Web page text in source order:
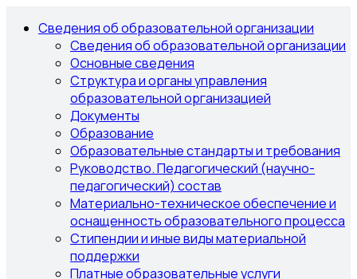
Сведения об образовательной организации
Сведения об образовательной организации
Основные сведения
Структура и органы управления
образовательной организацией
Документы
Образование
Образовательные стандарты и требования
Руководство. Педагогический (научно-
педагогический) состав
Материально-техническое обеспечение и
оснащенность образовательного процесса
Стипендии и иные виды материальной
поддержки
Платные образовательные услуги